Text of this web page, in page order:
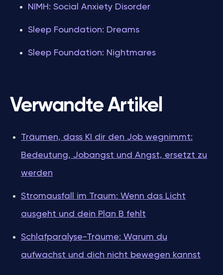
NIMH: Social Anxiety Disorder
Sleep Foundation: Dreams
Sleep Foundation: Nightmares
Verwandte Artikel
Träumen, dass KI dir den Job wegnimmt:
Bedeutung, Jobangst und Angst, ersetzt zu
werden
Stromausfall im Traum: Wenn das Licht
ausgeht und dein Plan B fehlt
Schlafparalyse-Träume: Warum du
aufwachst und dich nicht bewegen kannst